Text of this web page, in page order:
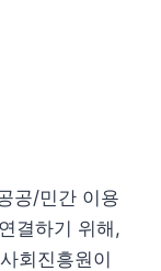
공/민간 이용
결하기 위해,
회진흥원이